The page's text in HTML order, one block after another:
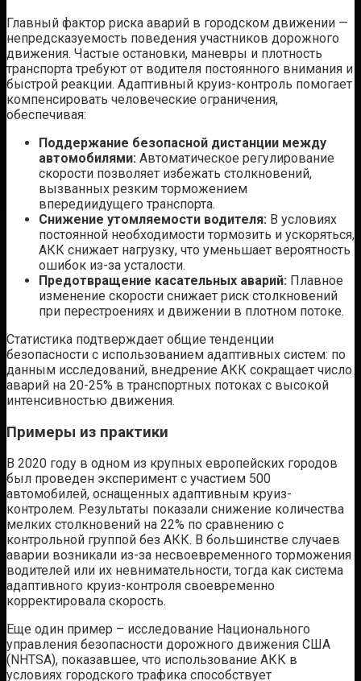
Главный фактор риска аварий в городском движении —
непредсказуемость поведения участников дорожного
движения. Частые остановки, маневры и плотность
транспорта требуют от водителя постоянного внимания и
быстрой реакции. Адаптивный круиз-контроль помогает
компенсировать человеческие ограничения,
обеспечивая:
Поддержание безопасной дистанции между
автомобилями: Автоматическое регулирование
скорости позволяет избежать столкновений,
вызванных резким торможением
впередиидущего транспорта.
Снижение утомляемости водителя: В условиях
постоянной необходимости тормозить и ускоряться,
АКК снижает нагрузку, что уменьшает вероятность
ошибок из-за усталости.
Предотвращение касательных аварий: Плавное
изменение скорости снижает риск столкновений
при перестроениях и движении в плотном потоке.
Статистика подтверждает общие тенденции
безопасности с использованием адаптивных систем: по
данным исследований, внедрение АКК сокращает число
аварий на 20-25% в транспортных потоках с высокой
интенсивностью движения.
Примеры из практики
В 2020 году в одном из крупных европейских городов
был проведен эксперимент с участием 500
автомобилей, оснащенных адаптивным круиз-
контролем. Результаты показали снижение количества
мелких столкновений на 22% по сравнению с
контрольной группой без АКК. В большинстве случаев
аварии возникали из-за несвоевременного торможения
водителей или их невнимательности, тогда как система
адаптивного круиз-контроля своевременно
корректировала скорость.
Еще один пример – исследование Национального
управления безопасности дорожного движения США
(NHTSA), показавшее, что использование АКК в
условиях городского трафика способствует